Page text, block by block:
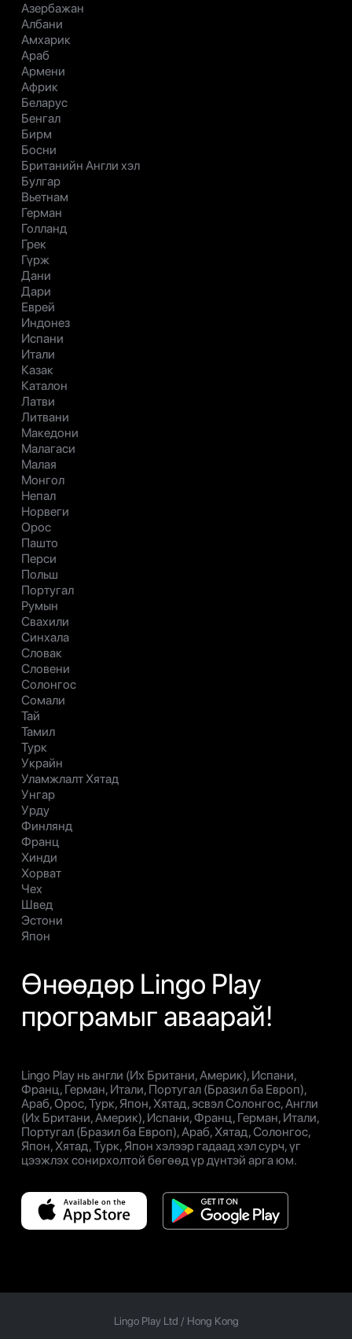
Азербажан
Албани
Амхарик
Араб
Армени
Африк
Беларус
Бенгал
Бирм
Босни
Британийн Англи хэл
Булгар
Вьетнам
Герман
Голланд
Грек
Гүрж
Дани
Дари
Еврей
Индонез
Испани
Итали
Казак
Каталон
Латви
Литвани
Македони
Малагаси
Малая
Монгол
Непал
Норвеги
Орос
Пашто
Перси
Польш
Португал
Румын
Свахили
Синхала
Словак
Словени
Солонгос
Сомали
Тай
Тамил
Турк
Украйн
Уламжлалт Хятад
Унгар
Урду
Финлянд
Франц
Хинди
Хорват
Чех
Швед
Эстони
Япон
Өнөөдөр Lingo Play
програмыг аваарай!
Lingo Play нь англи (Их Британи, Америк), Испани,
Франц, Герман, Итали, Португал (Бразил ба Европ),
Араб, Орос, Турк, Япон, Хятад, эсвэл Солонгос, Англи
(Их Британи, Америк), Испани, Франц, Герман, Итали,
Португал (Бразил ба Европ), Араб, Хятад, Солонгос,
Япон, Хятад, Турк, Япон хэлээр гадаад хэл сурч, үг
цээжлэх сонирхолтой бөгөөд үр дүнтэй арга юм.
Lingo Play Ltd / Hong Kong